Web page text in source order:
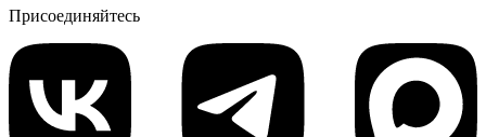
Присоединяйтесь